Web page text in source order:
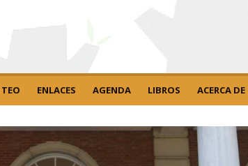
ENLACES AGENDA LIBROS ACERCA DE